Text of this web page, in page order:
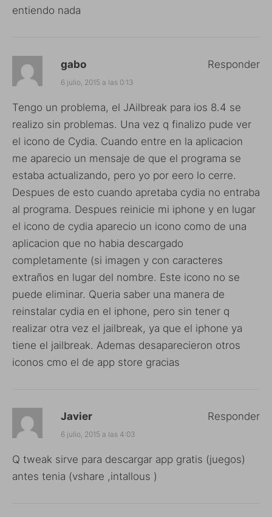
entiendo nada
gabo
6 julio, 2015 a las 0:13
Tengo un problema, el JAilbreak para ios 8.4 se
realizo sin problemas. Una vez q finalizo pude ver
el icono de Cydia. Cuando entre en la aplicacion
me aparecio un mensaje de que el programa se
estaba actualizando, pero yo por eero lo cerre.
Despues de esto cuando apretaba cydia no entraba
al programa. Despues reinicie mi iphone y en lugar
el icono de cydia aparecio un icono como de una
aplicacion que no habia descargado
completamente (si imagen y con caracteres
extraños en lugar del nombre. Este icono no se
puede eliminar. Queria saber una manera de
reinstalar cydia en el iphone, pero sin tener q
realizar otra vez el jailbreak, ya que el iphone ya
tiene el jailbreak. Ademas desaparecieron otros
iconos cmo el de app store gracias
Responder
Javier
6 julio, 2015 a las 4:03
Q tweak sirve para descargar app gratis (juegos)
antes tenia (vshare ,intallous )
Responder